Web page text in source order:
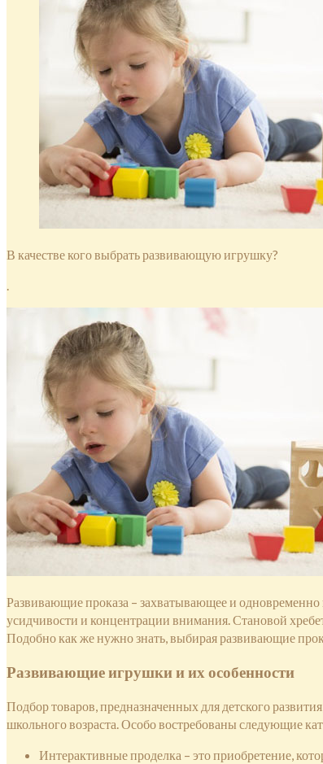
В качестве кого выбрать развивающую игрушку?
.
Развивающие проказа – захватывающее и одновременно
усидчивости и концентрации внимания. Становой
Подобно как же нужно знать, выбирая развивающие
Развивающие игрушки и их особенности
Подбор товаров, предназначенных для детского
школьного возраста. Особо востребованы следующие
Интерактивные проделка – это приобретение,